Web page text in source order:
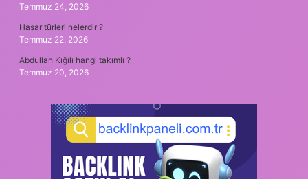
Temmuz 24, 2026
Hasar türleri nelerdir ?
Temmuz 22, 2026
Abdullah Kığılı hangi takımlı ?
Temmuz 20, 2026